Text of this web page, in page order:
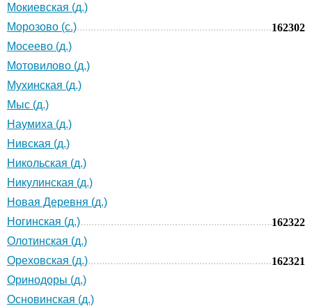
Мокиевская (д.)
Морозово (с.)
162302
Мосеево (д.)
Мотовилово (д.)
Мухинская (д.)
Мыс (д.)
Наумиха (д.)
Нивская (д.)
Никольская (д.)
Никулинская (д.)
Новая Деревня (д.)
Ногинская (д.)
162322
Олотинская (д.)
Ореховская (д.)
162321
Оринодоры (д.)
Основинская (д.)